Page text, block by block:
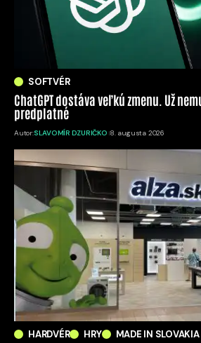
SOFTVÉR
ChatGPT dostáva veľkú zmenu. Už
predplatné
Autor:SLAVOMÍR DZURIČKO 8. augusta 2026
HARDVÉR HRY MADE IN SLOVAKIA